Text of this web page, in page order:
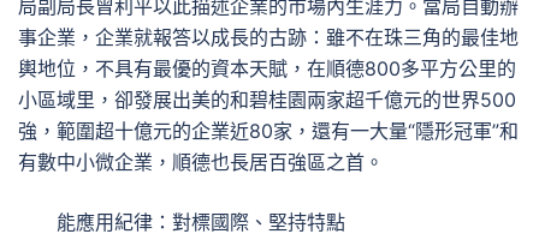
局副局長曾利平以此描述企業的市場內生涯力。當局自動辦
事企業，企業就報答以成長的古跡：雖不在珠三角的最佳地
輿地位，不具有最優的資本天賦，在順德800多平方公里的
小區域里，卻發展出美的和碧桂園兩家超千億元的世界500
強，範圍超十億元的企業近80家，還有一大量“隱形冠軍”和
有數中小微企業，順德也長居百強區之首。
能應用紀律：對標國際、堅持特點